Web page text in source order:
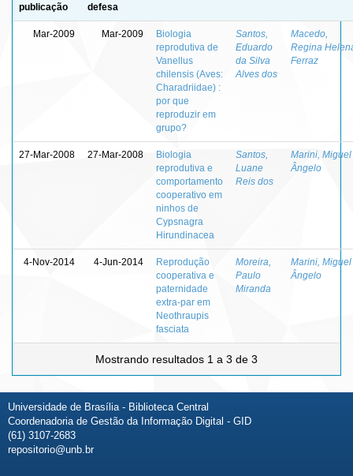
publicação
defesa
Mar-2009 Mar-2009
Biologia
reprodutiva de
Vanellus
chilensis (Aves:
Charadriidae) :
por que
reproduzir em
grupo?
Santos,
Eduardo
da Silva
Alves dos
Macedo,
Regina
Ferraz
27-Mar-2008 27-Mar-2008
Biologia
reprodutiva e
comportamento
cooperativo em
ninhos de
Cypsnagra
Hirundinacea
Santos,
Luane
Reis dos
Marini, Miguel
Ângelo
4-Nov-2014 4-Jun-2014
Reprodução
cooperativa e
paternidade
extra-par em
Neothraupis
fasciata
Moreira,
Paulo
Miranda
Marini, Miguel
Ângelo
Mostrando resultados 1 a 3 de 3
Universidade de Brasília - Biblioteca Central
Coordenadoria de Gestão da Informação Digital - GID
(61) 3107-2683
repositorio@unb.br